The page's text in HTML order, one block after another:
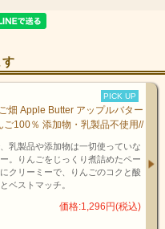
す
PICK UP
畑 Apple Butter アップルバター
ご100％ 添加物・乳製品不使用//
乳製品や添加物は一切使っていな
。りんごをじっくり煮詰めたペー
クリーミーで、りんごのコクと酸
ベストマッチ。
価格:1,296円(税込)